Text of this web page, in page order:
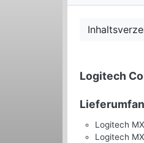
Logitech
Logitech
Logitech